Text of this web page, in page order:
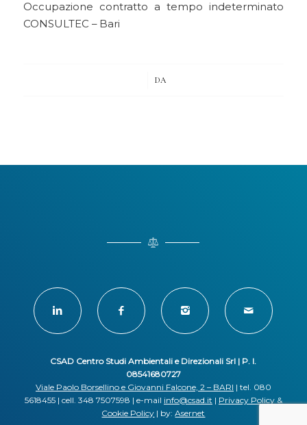
Occupazione contratto a tempo indeterminato
CONSULTEC – Bari
DA
CSAD Centro Studi Ambientali e Direzionali Srl | P. I.
08541680727
Viale Paolo Borsellino e Giovanni Falcone, 2 – BARI | tel. 080
5618455 | cell. 348 7507598 | e-mail info@csad.it | Privacy Policy&
Cookie Policy | by:Asernet